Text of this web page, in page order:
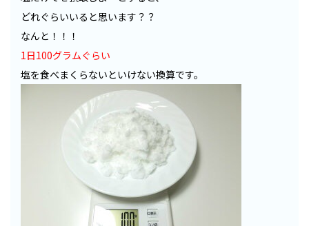
どれぐらいいると思います？？
なんと！！！
1日100グラムぐらい
塩を食べまくらないといけない換算です。